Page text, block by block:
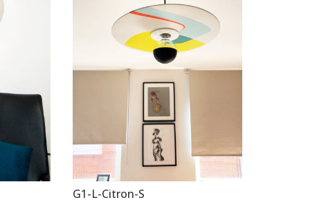
G1-L-Citron-S